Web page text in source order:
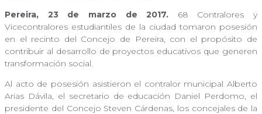
Pereira, 23 de marzo de 2017. 68 Contralores y
Vicecontralores estudiantiles de la ciudad tomaron posesión
en el recinto del Concejo de Pereira, con el propósito de
contribuir al desarrollo de proyectos educativos que generen
transformación social.
Al acto de posesión asistieron el contralor municipal Alberto
Arias Dávila, el secretario de educación Daniel Perdomo, el
presidente del Concejo Steven Cárdenas, los concejales de la